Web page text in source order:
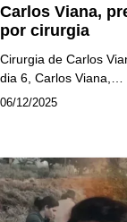
Carlos Viana,
por cirurgia
Cirurgia de Carlos
dia 6, Carlos Viana,…
06/12/2025